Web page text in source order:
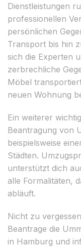
Dienstleistungen
professionellen
persönlichen
Transport bis hin
sich die Experten
zerbrechliche
Möbel
neuen Wohnung
Ein weiterer
Beantragung von
beispielsweise
Städten.
unterstützt dich
alle Formalitäten,
abläuft.
Nicht zu
Beantrage die
in Hamburg und